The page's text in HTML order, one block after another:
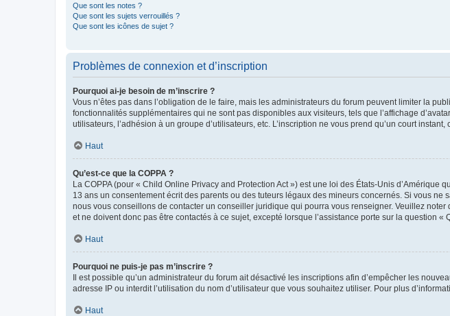
Que sont les notes ?
Que sont les sujets verrouillés ?
Que sont les icônes de sujet ?
Problèmes de connexion et d’inscription
Pourquoi ai-je besoin de m’inscrire ?
Vous n’êtes pas dans l’obligation de le faire, mais les administrateurs du forum peuvent limiter la
fonctionnalités supplémentaires qui ne sont pas disponibles aux visiteurs, tels que l’affichage
utilisateurs, l’adhésion à un groupe d’utilisateurs, etc. L’inscription ne vous prend qu’un court
Haut
Qu’est-ce que la COPPA ?
La COPPA (pour « Child Online Privacy and Protection Act ») est une loi des États-Unis
13 ans un consentement écrit des parents ou des tuteurs légaux des mineurs concernés. Si vous
nous vous conseillons de contacter un conseiller juridique qui pourra vous renseigner. Veuillez
et ne doivent donc pas être contactés à ce sujet, excepté lorsque l’assistance porte sur la question
Haut
Pourquoi ne puis-je pas m’inscrire ?
Il est possible qu’un administrateur du forum ait désactivé les inscriptions afin d’empêcher les
adresse IP ou interdit l’utilisation du nom d’utilisateur que vous souhaitez utiliser. Pour plus
Haut